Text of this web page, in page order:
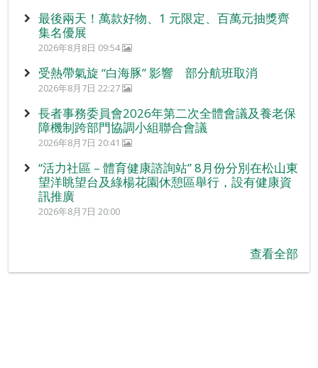
最後兩天！萬款好物、1 元限定、百萬元抽獎齊
集名優展
2026年8月8日 09:54
受熱帶氣旋 “白海豚” 影響 部分航班取消
2026年8月7日 22:27
長者事務委員會2026年第二次全體會議及養老保
障機制跨部門協調小組聯合會議
2026年8月7日 20:41
“活力社區 – 體育健康諮詢站” 8月份分別在松山東
望洋眺望台及綠楊花園休憩區舉行，設有健康資
訊推廣
2026年8月7日 20:00
查看全部